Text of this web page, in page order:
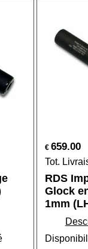
€ 659.00
Tot.
RDS
Glock
1mm